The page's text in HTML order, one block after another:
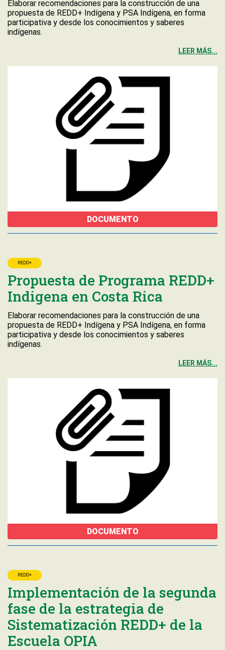
Elaborar recomendaciones para la construcción de una
propuesta de REDD+ Indígena y PSA Indígena, en forma
participativa y desde los conocimientos y saberes
indígenas.
LEER MÁS...
DOCUMENTO
REDD+
Propuesta de Programa REDD+
Indigena en Costa Rica
Elaborar recomendaciones para la construcción de una
propuesta de REDD+ Indígena y PSA Indígena, en forma
participativa y desde los conocimientos y saberes
indígenas.
LEER MÁS...
DOCUMENTO
REDD+
Implementación de la segunda
fase de la estrategia de
Sistematización REDD+ de la
Escuela OPIA